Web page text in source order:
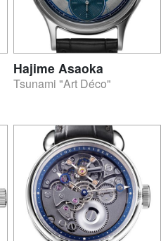
Hajime Asaoka
Tsunami "Art Déco"